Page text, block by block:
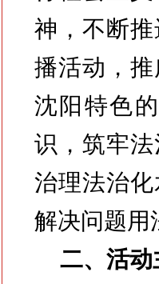
神，不断
播活动，
沈阳特色
识，筑牢
治理法治
解决问题用
二、活动